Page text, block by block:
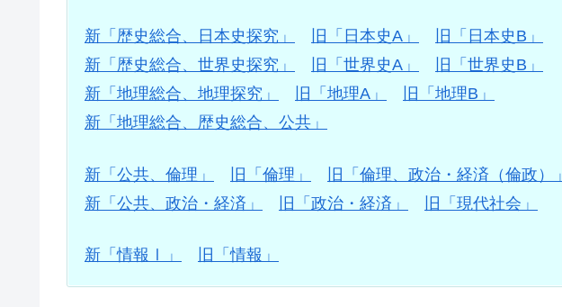
新「歴史総合、日本史探究」 旧「日本史A」
旧「日本史B」
新「歴史総合、世界史探究」
旧「世界史A」
旧「世界史B」
新「地理総合、地理探究」
旧「地理A」
旧「地理B」
新「地理総合、歴史総合、公共」
新「公共、倫理」 旧「倫理」
旧「倫理、政治・経済（倫政）」
新「公共、政治・経済」
旧「政治・経済」 旧「現代社会」
新「情報Ⅰ」 旧「情報」